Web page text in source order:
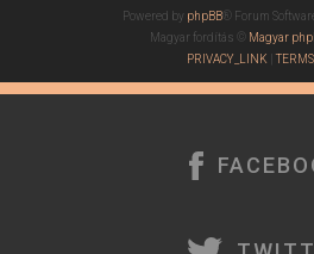
Powered by phpBB® Forum
Magyar fordítás © Magyar
PRIVACY_LINK |